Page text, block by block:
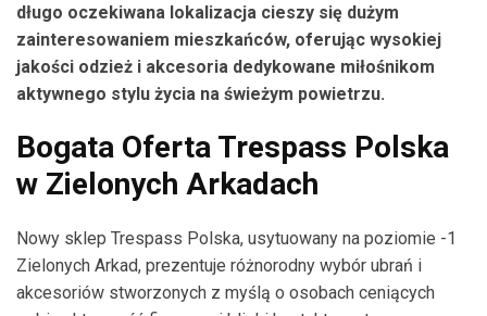
długo oczekiwana lokalizacja cieszy się dużym
zainteresowaniem mieszkańców, oferując wysokiej
jakości odzież i akcesoria dedykowane miłośnikom
aktywnego stylu życia na świeżym powietrzu.
Bogata Oferta Trespass Polska
w Zielonych Arkadach
Nowy sklep Trespass Polska, usytuowany na poziomie -1
Zielonych Arkad, prezentuje różnorodny wybór ubrań i
akcesoriów stworzonych z myślą o osobach ceniących